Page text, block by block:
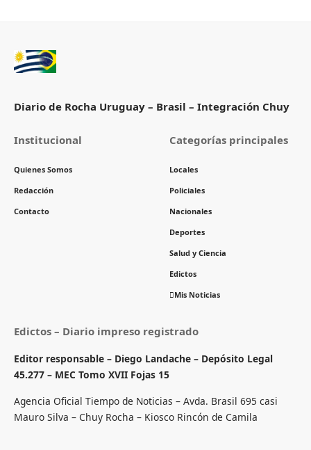
Diario de Rocha Uruguay – Brasil – Integración Chuy
Institucional
Quienes Somos
Redacción
Contacto
Categorías principales
Locales
Policiales
Nacionales
Deportes
Salud y Ciencia
Edictos
Mis Noticias
Edictos – Diario impreso registrado
Editor responsable – Diego Landache – Depósito Legal
45.277 – MEC Tomo XVII Fojas 15
Agencia Oficial Tiempo de Noticias – Avda. Brasil 695 casi
Mauro Silva – Chuy Rocha – Kiosco Rincón de Camila